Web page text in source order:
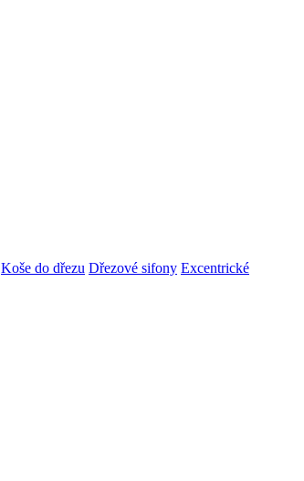
Koše do dřezu Dřezové sifony Excentrické